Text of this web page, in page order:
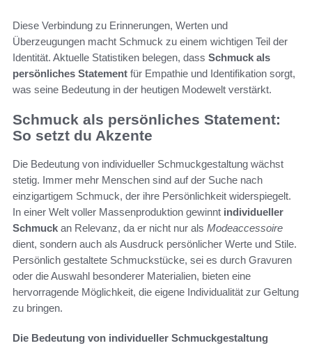
Diese Verbindung zu Erinnerungen, Werten und
Überzeugungen macht Schmuck zu einem wichtigen Teil der
Identität. Aktuelle Statistiken belegen, dass Schmuck als
persönliches Statement für Empathie und Identifikation sorgt,
was seine Bedeutung in der heutigen Modewelt verstärkt.
Schmuck als persönliches Statement:
So setzt du Akzente
Die Bedeutung von individueller Schmuckgestaltung wächst
stetig. Immer mehr Menschen sind auf der Suche nach
einzigartigem Schmuck, der ihre Persönlichkeit widerspiegelt.
In einer Welt voller Massenproduktion gewinnt individueller
Schmuck an Relevanz, da er nicht nur als Modeaccessoire
dient, sondern auch als Ausdruck persönlicher Werte und Stile.
Persönlich gestaltete Schmuckstücke, sei es durch Gravuren
oder die Auswahl besonderer Materialien, bieten eine
hervorragende Möglichkeit, die eigene Individualität zur Geltung
zu bringen.
Die Bedeutung von individueller Schmuckgestaltung